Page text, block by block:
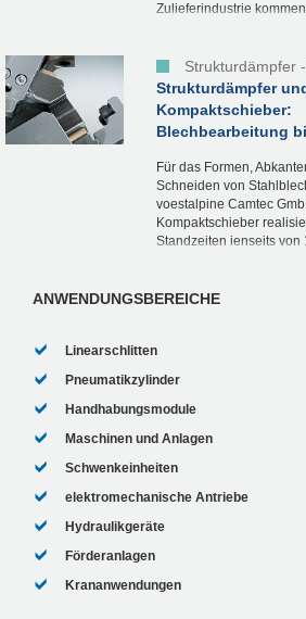
Zulieferindustrie
Strukturdämpfer
Strukturdämpfer
Kompaktschieber:
Blechbearbeitung
Für das Formen,
Schneiden von
voestalpine Camtec
Kompaktschieber
Standzeiten jenseits von
ANWENDUNGSBEREICHE
Linearschlitten
Pneumatikzylinder
Handhabungsmodule
Maschinen und Anlagen
Schwenkeinheiten
elektromechanische Antriebe
Hydraulikgeräte
Förderanlagen
Krananwendungen